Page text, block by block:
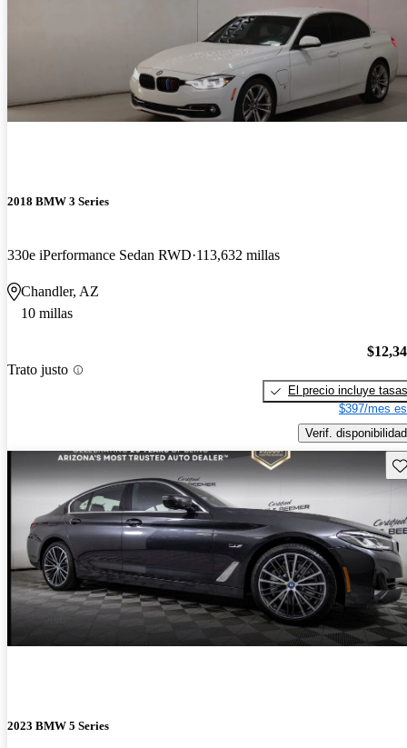
2018 BMW 3 Series
330e iPerformance Sedan RWD 113,632 millas
Chandler, AZ
10 millas
Trato justo
El precio incluye tasas
$397/mes
Verif. disponibilidad
2023 BMW 5 Series